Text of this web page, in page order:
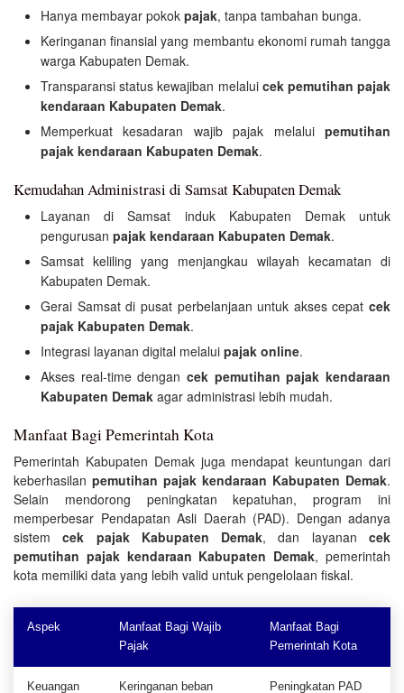
Hanya membayar pokok pajak, tanpa tambahan bunga.
Keringanan finansial yang membantu ekonomi rumah tangga
warga Kabupaten Demak.
Transparansi status kewajiban melalui cek pemutihan pajak
kendaraan Kabupaten Demak.
Memperkuat kesadaran wajib pajak melalui pemutihan
pajak kendaraan Kabupaten Demak.
Kemudahan Administrasi di Samsat Kabupaten Demak
Layanan di Samsat induk Kabupaten Demak untuk
pengurusan pajak kendaraan Kabupaten Demak.
Samsat keliling yang menjangkau wilayah kecamatan di
Kabupaten Demak.
Gerai Samsat di pusat perbelanjaan untuk akses cepat cek
pajak Kabupaten Demak.
Integrasi layanan digital melalui pajak online.
Akses real-time dengan cek pemutihan pajak kendaraan
Kabupaten Demak agar administrasi lebih mudah.
Manfaat Bagi Pemerintah Kota
Pemerintah Kabupaten Demak juga mendapat keuntungan dari
keberhasilan pemutihan pajak kendaraan Kabupaten Demak.
Selain mendorong peningkatan kepatuhan, program ini
memperbesar Pendapatan Asli Daerah (PAD). Dengan adanya
sistemcek pajak Kabupaten Demak, dan layanancek
pemutihan pajak kendaraan Kabupaten Demak, pemerintah
kota memiliki data yang lebih valid untuk pengelolaan fiskal.
Aspek
Manfaat Bagi Wajib
Pajak
Manfaat Bagi
Pemerintah Kota
Keuangan
Keringanan beban
Peningkatan PAD